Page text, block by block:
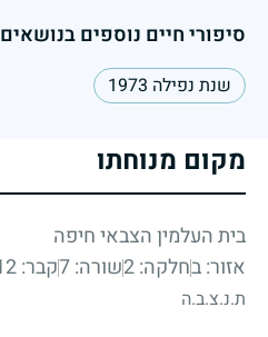
סיפורי חיים נוספים
שנת נפילה 1973
מקום מנוחתו
בית העלמין הצבאי חיפה
אזור: בחלקה: 2 שורה: 7 קבר: 12
ת.נ.צ.ב.ה